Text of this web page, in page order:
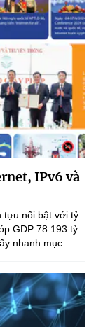
IPv6 và
tựu nổi bật với tỷ
GDP 78.193 tỷ
nhanh mục...